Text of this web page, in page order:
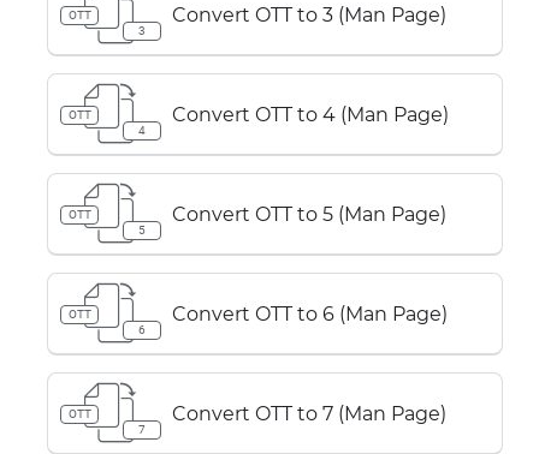
OTT
3
Convert OTT to 3 (Man Page)
OTT
4
Convert OTT to 4 (Man Page)
OTT
5
Convert OTT to 5 (Man Page)
OTT
6
Convert OTT to 6 (Man Page)
OTT
7
Convert OTT to 7 (Man Page)